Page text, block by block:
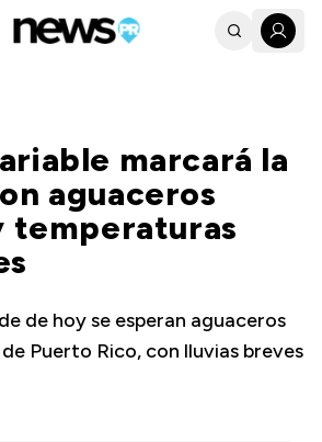
marcará la
aguaceros
temperaturas
de hoy se esperan aguaceros
Puerto Rico, con lluvias breves